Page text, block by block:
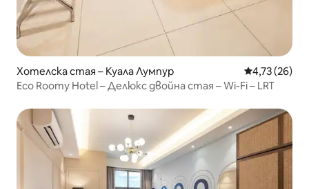
Хотелска стая – Куала Лумпур Средна
4,73 (26)
Eco Roomy Hotel – Делюкс двойна стая – Wi-Fi – LRT